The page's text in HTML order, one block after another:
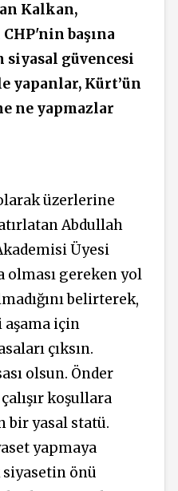
Kalkan,
başına
güvencesi
yapanlar, Kürt’ün
ne yapmazlar
üzerlerine
Abdullah
Üyesi
olması gereken yol
belirterek,
için
çıksın.
olsun. Önder
koşullara
bir yasal statü.
yapmaya
siyasetin önü